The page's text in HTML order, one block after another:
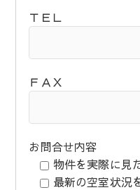
ＴＥＬ
ＦＡＸ
お問合せ内容
物件を実際に見
最新の空室状況